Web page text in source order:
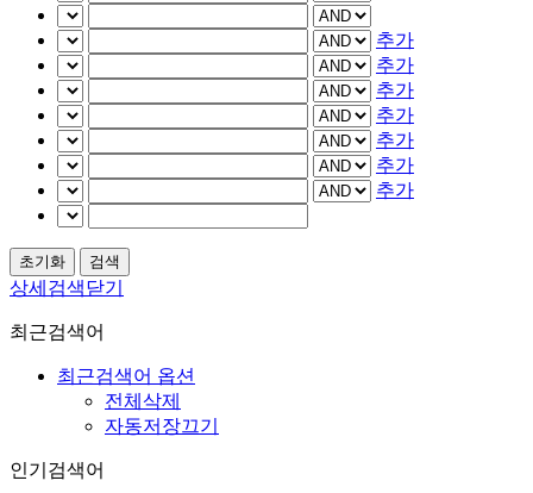
추가
추가
추가
추가
추가
추가
추가
상세검색닫기
최근검색어
최근검색어 옵션
전체삭제
자동저장끄기
인기검색어